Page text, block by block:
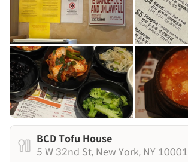
BCD Tofu House
5 W 32nd St, New York, NY 10001